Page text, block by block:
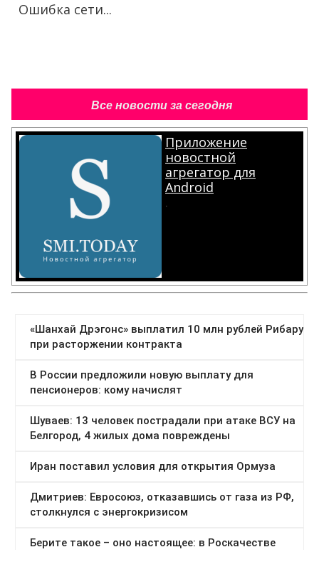
Ошибка сети...
Все новости за сегодня
Приложение
новостной
агрегатор для
Android
.